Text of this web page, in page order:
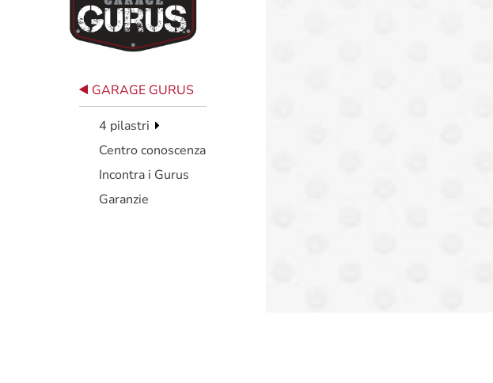
GARAGE GURUS
4 pilastri
Centro conoscenza
Incontra i Gurus
Garanzie